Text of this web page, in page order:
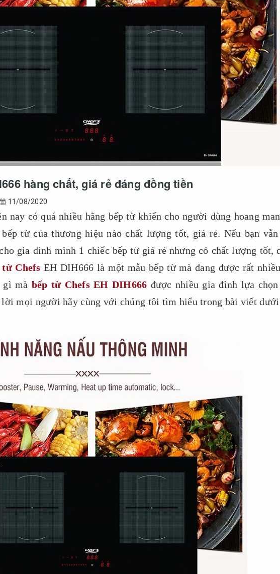
hàng chất, giá rẻ đáng đồng tiền
11/08/2020
nay có quá nhiều hãng bếp từ khiến cho người dùng hoang
từ của thương hiệu nào chất lượng tốt, giá rẻ. Nếu bạn vẫn
gia đình mình 1 chiếc bếp từ giá rẻ nhưng có chất lượng tốt,
từ Chefs EH DIH666 là một mẫu bếp từ mà đang được rất
mà bếp từ Chefs EH DIH666 được nhiều gia đình lựa chọn
mọi người hãy cùng với chúng tôi tìm hiểu trong bài viết